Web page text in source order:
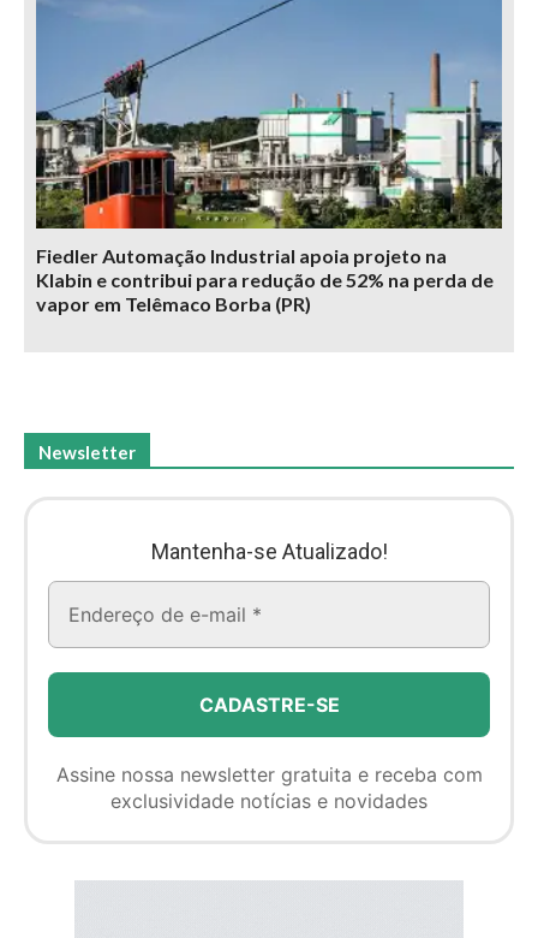
Fiedler Automação Industrial apoia projeto na
Klabin e contribui para redução de 52% na perda de
vapor em Telêmaco Borba (PR)
Newsletter
Mantenha-se Atualizado!
Assine nossa newsletter gratuita e receba com
exclusividade notícias e novidades